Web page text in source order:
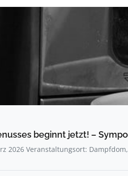
beginnt jetzt! –
2026 Veranstaltungsort: